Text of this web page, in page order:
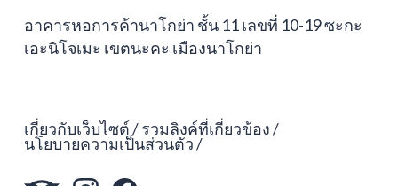
อาคารหอการค้านาโกย่า ชั้น 11 เลขที่ 10-19 ซะกะ
เอะนิโจเมะ เขตนะคะ เมืองนาโกย่า
เกี่ยวกับเว็บไซต์ รวมลิงค์ที่เกี่ยวข้อง
นโยบายความเป็นส่วนตัว